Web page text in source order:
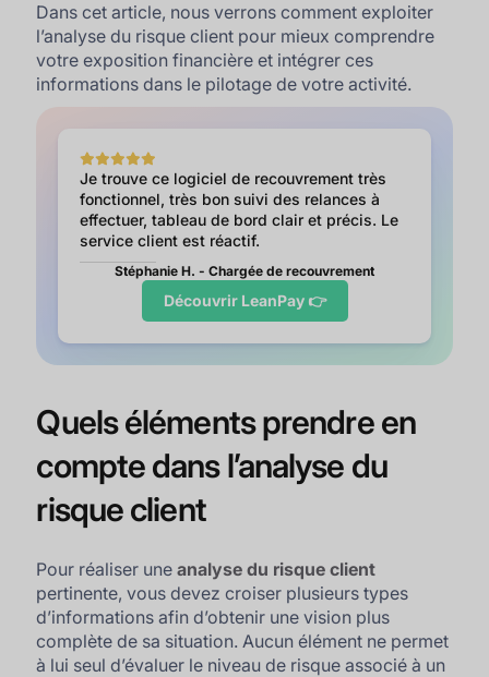
Dans cet article, nous verrons comment exploiter
l’analyse du risque client pour mieux comprendre
votre exposition financière et intégrer ces
informations dans le pilotage de votre activité.
Je trouve ce logiciel de recouvrement très
fonctionnel, très bon suivi des relances à
effectuer, tableau de bord clair et précis. Le
service client est réactif.
Stéphanie H. - Chargée de recouvrement
Découvrir LeanPay 👉
Quels éléments prendre en
compte dans l’analyse du
risque client
Pour réaliser uneanalyse du risque client
pertinente, vous devez croiser plusieurs types
d’informations afin d’obtenir une vision plus
complète de sa situation. Aucun élément ne permet
à lui seul d’évaluer le niveau de risque associé à un